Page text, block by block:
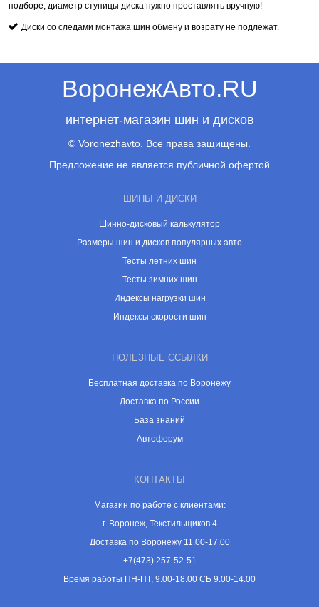
подборе, диаметр ступицы диска нужно проставлять вручную!
Диски со следами монтажа шин обмену и возрату не подлежат.
ВоронежАвто.RU
интернет-магазин шин и дисков
© Voronezhavto. Все права защищены.
Предложение не является публичной офертой
ШИНЫ И ДИСКИ
Шинно-дисковый калькулятор
Размеры шин и дисков популярных авто
Тесты летних шин
Тесты зимних шин
Индексы нагрузки шин
Индексы скорости шин
ПОЛЕЗНЫЕ ССЫЛКИ
Бесплатная доставка по Воронежу
Доставка по России
База знаний
Автофорум
КОНТАКТЫ
Магазин по работе с клиентами:
г. Воронеж, Текстильщиков 4
Доставка по Воронежу 11.00-17.00
+7(473) 257-52-51
Время работы ПН-ПТ, 9.00-18.00 СБ 9.00-14.00